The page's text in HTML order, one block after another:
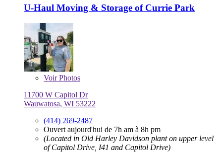
U-Haul Moving & Storage of Currie Park
VoirPhotos
11700 W Capitol Dr
Wauwatosa, WI 53222
(414) 269-2487
Ouvert aujourd'hui de 7h am à 8h pm
(Located in Old Harley Davidson plant on upper level
of Capitol Drive, I41 and Capitol Drive)